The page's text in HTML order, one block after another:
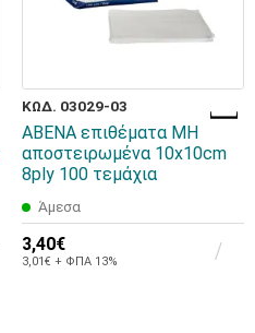
ΚΩΔ. 03029-03
ABENA επιθέματα ΜΗ
αποστειρωμένα 10x10cm
8ply 100 τεμάχια
Άμεσα
3,40€
3,01€ + ΦΠΑ 13%